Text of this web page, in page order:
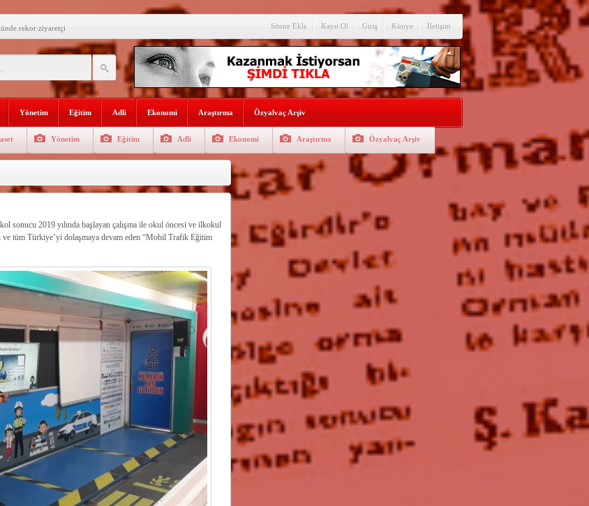
AKDENİZ
Satışa
Bayar
haberlere karşı
Sitene Ekle Kayıt Ol Giriş Künye İletişim
Yönetim Eğitim Adli Ekonomi Araştırma Özyalvaç Arşiv
Yönetim Eğitim Adli Ekonomi Araştırma Özyalvaç Arşiv
sonucu 2019 yılında başlayan çalışma ile okul öncesi ve ilkokul
tüm Türkiye’yi dolaşmaya devam eden “Mobil Trafik Eğitim